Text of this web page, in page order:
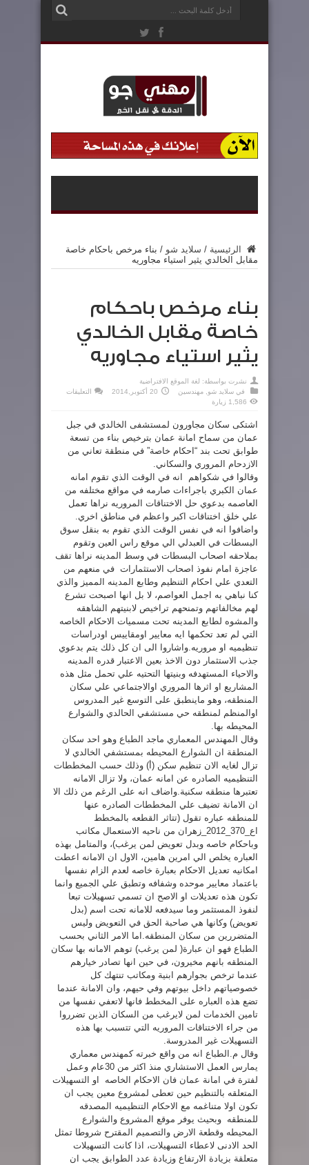
الرئيسية / سلايد شو / بناء مرخص باحكام خاصة
مقابل الخالدي يثير استياء مجاوريه
بناء مرخص باحكام
خاصة مقابل الخالدي
يثير استياء مجاوريه
نشرت بواسطة: لغة الموقع الافتراضية
في سلايد شو, مهندسين 20 أكتوبر,2014 التعليقات
1,586 زيارة
اشتكى سكان مجاورون لمستشفى الخالدي في جبل
عمان من سماح امانة عمان بترخيص بناء من تسعة
طوابق تحت بند “احكام خاصة” في منطقة تعاني من
الازدحام المروري والسكاني.
وقالوا في شكواهم انه في الوقت الذي تقوم امانه
عمان الكبري باجراءات صارمه في مواقع مختلفه من
العاصمه بدعوي حل الاختناقات المروريه نراها تعمل
علي خلق اختناقات اكبر واعظم في مناطق اخري.
واضافوا انه في نفس الوقت الذي تقوم به بنقل سوق
البسطات في العبدلي الي موقع راس العين وتقوم
بملاحقه اصحاب البسطات في وسط المدينه نراها تقف
عاجزة امام نفوذ اصحاب الاستثمارات في منعهم من
التعدي علي احكام التنظيم وطابع المدينه المميز والذي
كنا نباهي به اجمل العواصم، لا بل انها اصبحت تشرع
لهم مخالفاتهم وتمنحهم تراخيص لابنيتهم الشاهقه
والمشوه لطابع المدينه تحت مسميات الاحكام الخاصه
التي لم تعد تحكمها ايه معايير اومقاييس اودراسات
تنظيميه او مروريه.واشاروا الى ان كل ذلك يتم بدعوي
جذب الاستثمار دون الاخذ بعين الاعتبار قدره المدينه
والاحياء المستهدفه وبنيتها التحتيه علي تحمل مثل هذه
المشاريع او اثرها المروري اوالاجتماعي علي سكان
المنطقه، وهو ماينطبق على التوسع غير المدروس
اوالمنظم لمنطقه حي مستشفي الحالدي والشوارع
المحيطه بها.
وقال المهندس المعماري ماجد الطباع وهو احد سكان
المنطقة ان الشوارع المحيطه بمستشفي الخالدي لا
تزال لغايه الان تنظيم سكن (أ) وذلك حسب المخططات
التنظيميه الصادره عن امانه عمان، ولا تزال الامانه
تعتبرها منطقه سكنية.واضاف انه على الرغم من ذلك الا
ان الامانة تضيف علي المخططات الصادره عنها
للمنطقه عباره تقول (تتاثر القطعه بالمخطط
اع_370_2012_زهران من ناحيه الاستعمال مكاتب
وباحكام خاصه وبدل تعويض لمن يرغب)، والمتامل بهذه
العباره يخلص الي امرين هامين، الاول ان الامانه اعطت
امكانيه تعديل الاحكام بعبارة خاصه لعدم الزام نفسها
باعتماد معايير موحده وشفافه وتطبق علي الجميع وانما
تكون هذه تعديلات او الاصح ان تسمي تسهيلات تبعا
لنفوذ المستثمر وما سيدفعه للامانه تحت اسم (بدل
تعويض) وكانها هي صاحبة الحق في التعويض وليس
المتضررين من سكان المنطقه.اما الامر الثاني بحسب
الطباع فهو ان عبارة( لمن يرغب) توهم الامانه بها سكان
المنطقه بانهم مخيرون، في حين انها تصادر خيارهم
عندما ترخص بجوارهم ابنية ومكاتب تنتهك كل
خصوصياتهم داخل بيوتهم وفي حيهم، وان الامانة عندما
تضع هذه العباره على المخطط فانها لاتعفي نفسها من
تامين الخدمات لمن لايرغب من السكان الذين تضرروا
من جراء الاختناقات المروريه التي تتسبب بها هذه
التسهيلات غير المدروسة.
وقال م.الطباع انه من واقع خبرته كمهندس معماري
يمارس العمل الاستشاري منذ اكثر من 30عام وعمل
لفترة في امانة عمان فان الاحكام الخاصه او التسهيلات
المتعلقه بالتنظيم حين تعطى لمشروع معين يجب ان
تكون اولا متناغمه مع الاحكام التنظيميه المصدقه
للمنطقه وبحيث يوفر موقع المشروع والشوارع
المحيطه وقطعة الارض والتصميم المقترح شروطا تمثل
الحد الادنى لاعطاء التسهيلات، اذا كانت التسهيلات
متعلقة بزيادة الارتفاع وزيادة عدد الطوابق يجب ان